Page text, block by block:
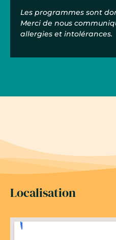
Les programmes sont
Merci de nous
allergies et intolérances.
Localisation